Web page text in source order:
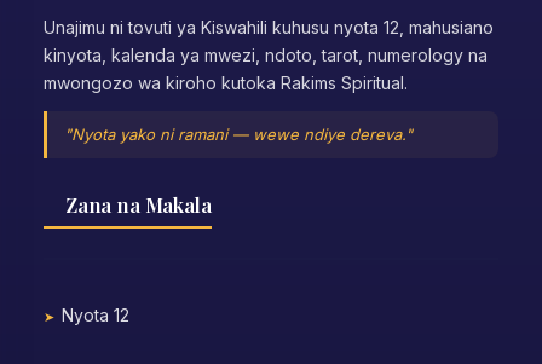
Unajimu ni tovuti ya Kiswahili kuhusu nyota 12, mahusiano
kinyota, kalenda ya mwezi, ndoto, tarot, numerology na
mwongozo wa kiroho kutoka Rakims Spiritual.
"Nyota yako ni ramani — wewe ndiye dereva."
Zana na Makala
Nyota 12